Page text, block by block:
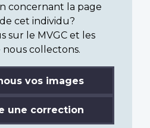
concernant la page
cet individu?
sur le MVGC et les
collectons.
vos images
une correction